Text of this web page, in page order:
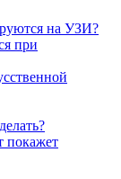
на УЗИ?
при
покажет